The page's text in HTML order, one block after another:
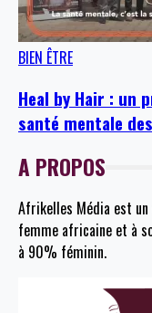
BIEN ÊTRE
Heal by Hair : un
santé mentale
A PROPOS
Afrikelles Média est un
femme africaine et à
à 90% féminin.